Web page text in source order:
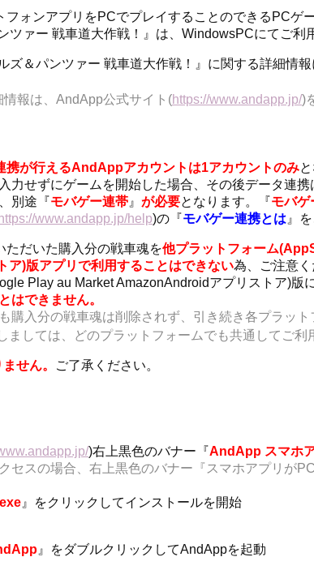
フォンアプリをPCでプレイすることのできるPCゲ
ツァー 戦車道大作戦！』は、WindowsPCにてご利
ズ＆パンツァー 戦車道大作戦！』に関する詳細情
報は、AndApp公式サイト(https://www.andapp.jp/)
携が行えるAndAppアカウントは1アカウントのみ
力せずにゲームを開始した場合、その後データ連
別途『モバゲー連帯 』 が必要となります。『モバゲ
https://www.andapp.jp/help)の『モバゲー連携とは 』
ただいた購入分の戦車魂を他プラットフォーム
)版アプリで利用することはできない為、ご注意く
Play au Market AmazonAndroidアプリストア)版
はできません。
購入分の戦車魂は削除されず、引き続き各プラット
しては、どのプラットフォームでも共通してご利
せん。 ご了承ください。
)右上黒色のバナー『AndApp スマホ
セスの場合、右上黒色のバナー『スマホアプリが
』をクリックしてインストールを開始
』をダブルクリックしてAndAppを起動